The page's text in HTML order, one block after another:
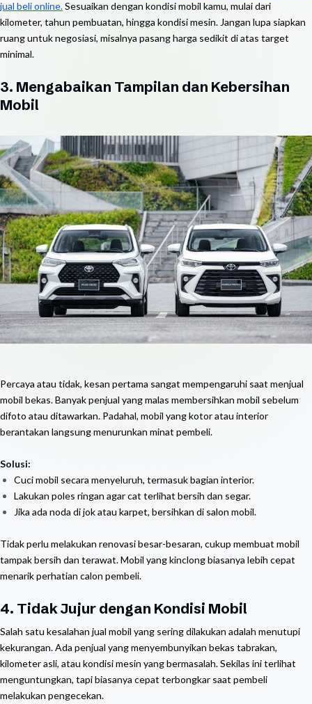
jual beli online.Sesuaikan dengan kondisi mobil kamu, mulai dari
kilometer, tahun pembuatan, hingga kondisi mesin. Jangan lupa siapkan
ruang untuk negosiasi, misalnya pasang harga sedikit di atas target
minimal.
3. Mengabaikan Tampilan dan Kebersihan
Mobil
Percaya atau tidak, kesan pertama sangat mempengaruhi saat menjual
mobil bekas. Banyak penjual yang malas membersihkan mobil sebelum
difoto atau ditawarkan. Padahal, mobil yang kotor atau interior
berantakan langsung menurunkan minat pembeli.
Solusi:
Cuci mobil secara menyeluruh, termasuk bagian interior.
Lakukan poles ringan agar cat terlihat bersih dan segar.
Jika ada noda di jok atau karpet, bersihkan di salon mobil.
Tidak perlu melakukan renovasi besar-besaran, cukup membuat mobil
tampak bersih dan terawat. Mobil yang kinclong biasanya lebih cepat
menarik perhatian calon pembeli.
4. Tidak Jujur dengan Kondisi Mobil
Salah satu kesalahan jual mobil yang sering dilakukan adalah menutupi
kekurangan. Ada penjual yang menyembunyikan bekas tabrakan,
kilometer asli, atau kondisi mesin yang bermasalah. Sekilas ini terlihat
menguntungkan, tapi biasanya cepat terbongkar saat pembeli
melakukan pengecekan.